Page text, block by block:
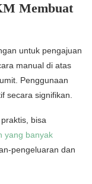
Membuat
untuk pengajuan
manual di atas
Penggunaan
secara signifikan.
bisa
yang banyak
pengeluaran dan